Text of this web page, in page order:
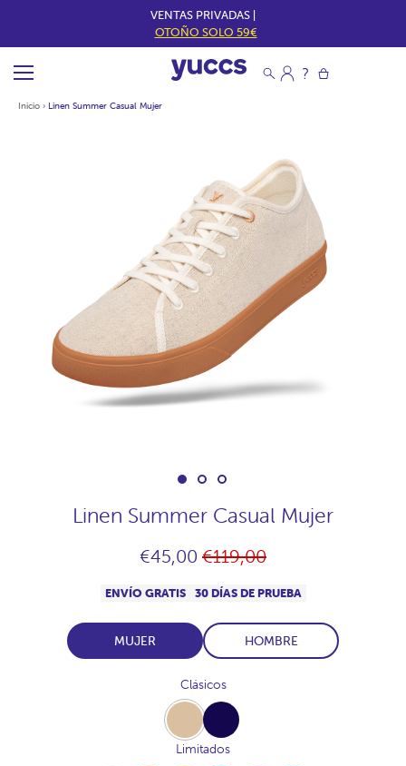
VENTAS PRIVADAS |
OTOÑO SOLO 59€
Inicio › Linen Summer Casual Mujer
Linen Summer Casual Mujer
€45,00 Precio
habitual
€119,00
ENVÍO GRATIS 30 DÍAS DE PRUEBA
MUJER HOMBRE
Clásicos
Beige Navy
Limitados